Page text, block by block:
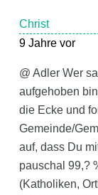
Christ
9 Jahre vor
@ Adler Wer
aufgehoben
die Ecke und
Gemeinde/
auf, dass Du
pauschal 99,?
(Katholiken,